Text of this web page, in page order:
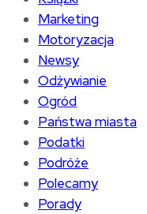
Marketing
Motoryzacja
Newsy
Odżywianie
Ogród
Państwa miasta
Podatki
Podróże
Polecamy
Porady